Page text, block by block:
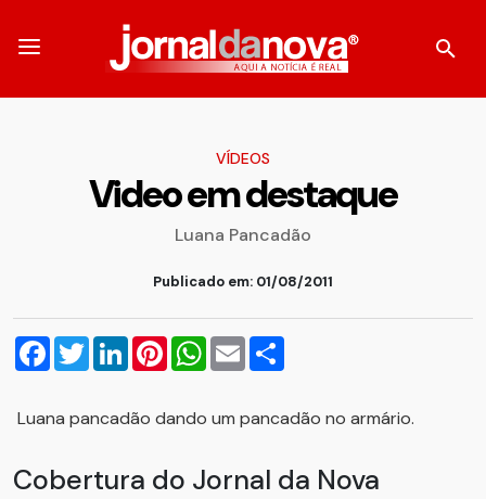
VÍDEOS
Video em destaque
Luana Pancadão
Publicado em: 01/08/2011
Facebook
TwitterLinkedInPinterestWhatsApp
Email
Luana pancadão dando um pancadão no armário.
Cobertura do Jornal da Nova